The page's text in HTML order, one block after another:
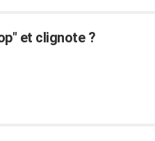
et clignote ?